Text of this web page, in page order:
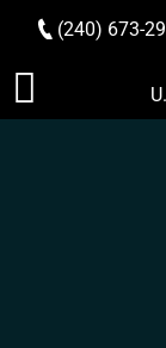
Saltar
(240) 673-